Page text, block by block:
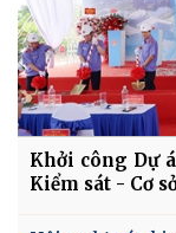
Khởi công Dự
Kiểm sát - Cơ